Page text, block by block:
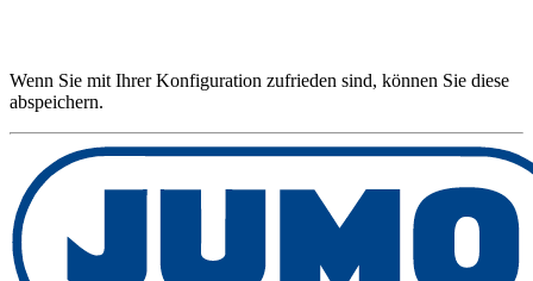
Wenn Sie mit Ihrer Konfiguration zufrieden sind, können Sie diese
abspeichern.